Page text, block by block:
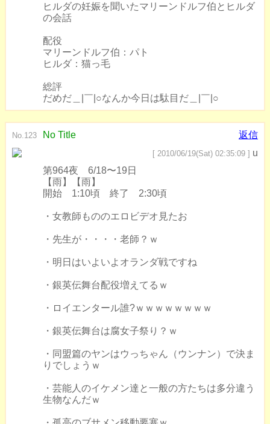
ヒルダの妊娠を聞いたマリーンドルフ伯とヒルダ
の会話
配役
マリーンドルフ伯：パト
ヒルダ：猫っ毛
総評
だめだ＿|￣|○なんか今日は駄目だ＿|￣|○
No.123 No Title 返信
[ 2010/06/19(Sat) 02:35:09 ] u
第964夜 6/18〜19日
【雨】【雨】
開始 1:10頃 終了 2:30頃
・女教師もののエロビデオ見たお
・先生が・・・・老師？ｗ
・明日はいよいよオランダ戦ですね
・銀英伝舞台配役増えてるｗ
・ロイエンタール誰?ｗｗｗｗｗｗｗｗ
・銀英伝舞台は腐女子祭り？ｗ
・同盟篇のヤンはウっちゃん（ウンナン）で決ま
りでしょうｗ
・芸能人のイケメン達と一般の方たちは多分違う
生物なんだｗ